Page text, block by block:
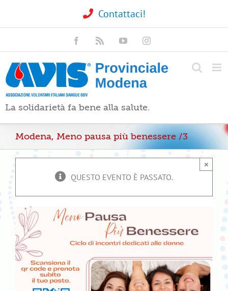
contenuto
Contattaci!
Facebook YouTubeInstagram
La solidarietà fa bene alla salute.
Modena, Meno pausa più benessere /3
QUESTO EVENTO È PASSATO.
×